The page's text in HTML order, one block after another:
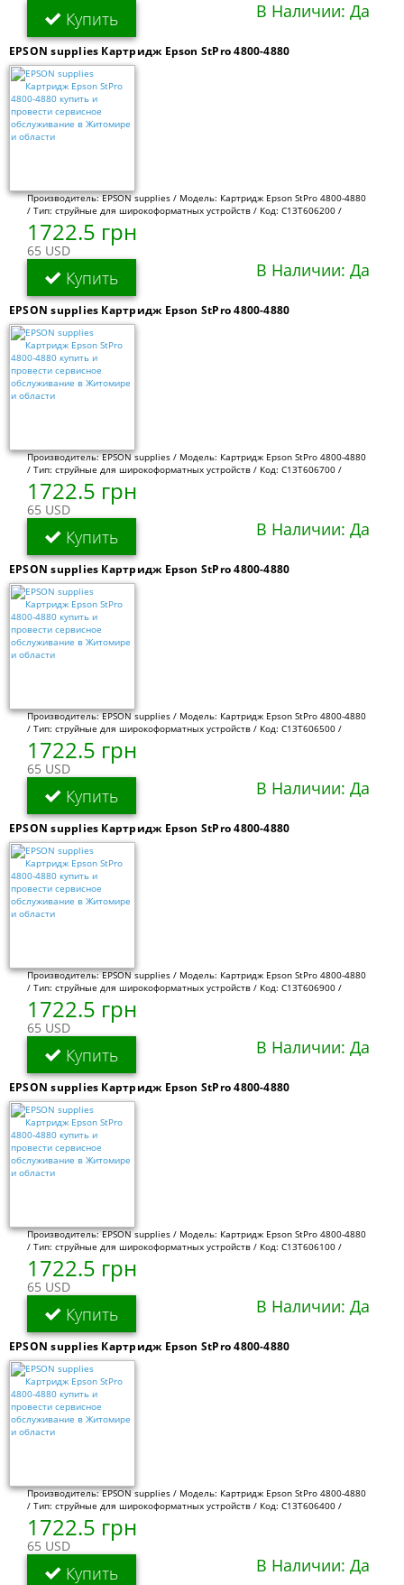
Купить В Наличии: Да
EPSON supplies Картридж Epson StPro 4800-4880
Производитель: EPSON supplies / Модель: Картридж Epson StPro 4800-4880
/ Тип: струйные для широкоформатных устройств / Код: C13T606200 /
1722.5 грн
65 USD
Купить В Наличии: Да
EPSON supplies Картридж Epson StPro 4800-4880
Производитель: EPSON supplies / Модель: Картридж Epson StPro 4800-4880
/ Тип: струйные для широкоформатных устройств / Код: C13T606700 /
1722.5 грн
65 USD
Купить В Наличии: Да
EPSON supplies Картридж Epson StPro 4800-4880
Производитель: EPSON supplies / Модель: Картридж Epson StPro 4800-4880
/ Тип: струйные для широкоформатных устройств / Код: C13T606500 /
1722.5 грн
65 USD
Купить В Наличии: Да
EPSON supplies Картридж Epson StPro 4800-4880
Производитель: EPSON supplies / Модель: Картридж Epson StPro 4800-4880
/ Тип: струйные для широкоформатных устройств / Код: C13T606900 /
1722.5 грн
65 USD
Купить В Наличии: Да
EPSON supplies Картридж Epson StPro 4800-4880
Производитель: EPSON supplies / Модель: Картридж Epson StPro 4800-4880
/ Тип: струйные для широкоформатных устройств / Код: C13T606100 /
1722.5 грн
65 USD
Купить В Наличии: Да
EPSON supplies Картридж Epson StPro 4800-4880
Производитель: EPSON supplies / Модель: Картридж Epson StPro 4800-4880
/ Тип: струйные для широкоформатных устройств / Код: C13T606400 /
1722.5 грн
65 USD
Купить В Наличии: Да